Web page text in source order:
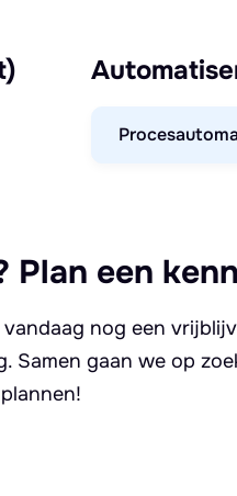
een
nog een
gaan we op